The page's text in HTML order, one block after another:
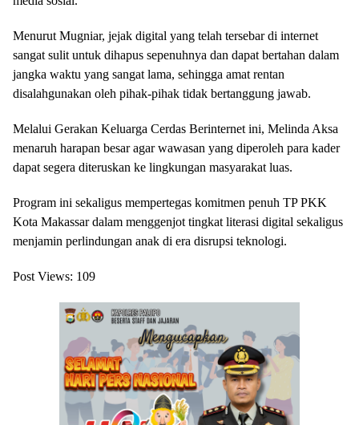
Menurut Mugniar, jejak digital yang telah tersebar di internet
sangat sulit untuk dihapus sepenuhnya dan dapat bertahan dalam
jangka waktu yang sangat lama, sehingga amat rentan
disalahgunakan oleh pihak-pihak tidak bertanggung jawab.
Melalui Gerakan Keluarga Cerdas Berinternet ini, Melinda Aksa
menaruh harapan besar agar wawasan yang diperoleh para kader
dapat segera diteruskan ke lingkungan masyarakat luas.
Program ini sekaligus mempertegas komitmen penuh TP PKK
Kota Makassar dalam menggenjot tingkat literasi digital sekaligus
menjamin perlindungan anak di era disrupsi teknologi.
Post Views: 109